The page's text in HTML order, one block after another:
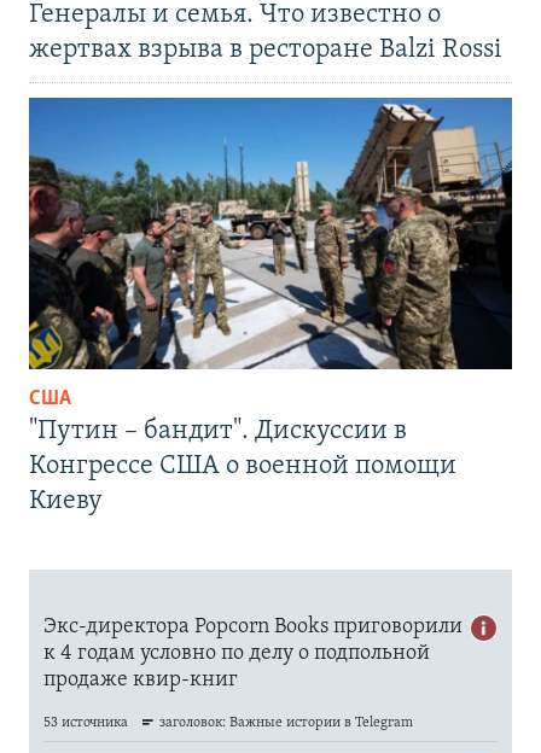
Генералы и семья. Что известно о
жертвах взрыва в ресторане Balzi Rossi
США
"Путин – бандит". Дискуссии в
Конгрессе США о военной помощи
Киеву